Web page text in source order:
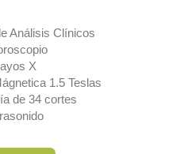
Análisis Clínicos
X
1.5 Teslas
de 34 cortes